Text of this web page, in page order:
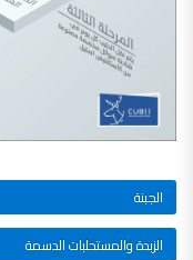
الجبنة
الزبدة والمستحلبات الدسمة